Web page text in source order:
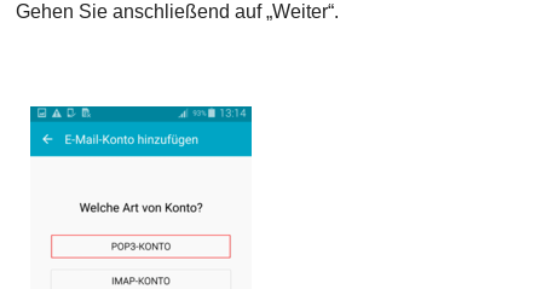
Gehen Sie anschließend auf „Weiter“.